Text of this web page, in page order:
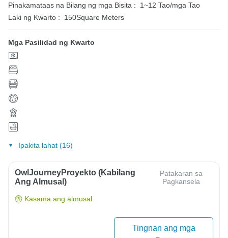
Pinakamataas na Bilang ng mga Bisita :
1~12 Tao/mga Tao
Laki ng Kwarto :
150Square Meters
Mga Pasilidad ng Kwarto
Ipakita lahat (16)
OwlJourneyProyekto (Kabilang
Ang Almusal)
Patakaran sa
Pagkansela
Kasama ang almusal
Tingnan ang mga